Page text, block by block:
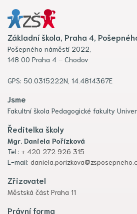
Základní škola, Praha 4,
Pošepného náměstí 2022,
148 00 Praha 4 – Chodov
GPS: 50.0315222N, 14.4814367E
Jsme
Fakultní škola Pedagogické fakulty
Ředitelka školy
Mgr. Daniela Pořízková
Tel.: + 420 272 926 315
E-mail:
Zřizovatel
Městská část Praha 11
Právní forma